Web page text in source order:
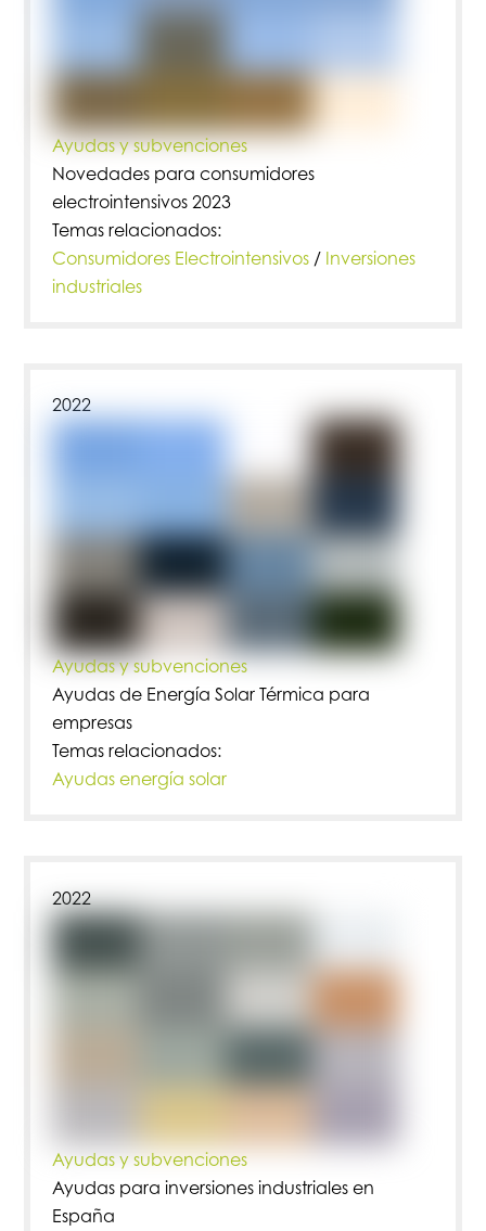
Ayudas y subvenciones
Novedades para consumidores
electrointensivos 2023
Temas relacionados:
Consumidores Electrointensivos/ Inversiones
industriales
2022
Ayudas y subvenciones
Ayudas de Energía Solar Térmica para
empresas
Temas relacionados:
Ayudas energía solar
2022
Ayudas y subvenciones
Ayudas para inversiones industriales en
España